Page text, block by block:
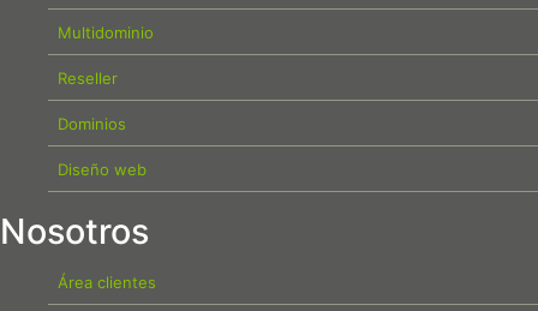
Multidominio
Reseller
Dominios
Diseño web
Nosotros
Área clientes